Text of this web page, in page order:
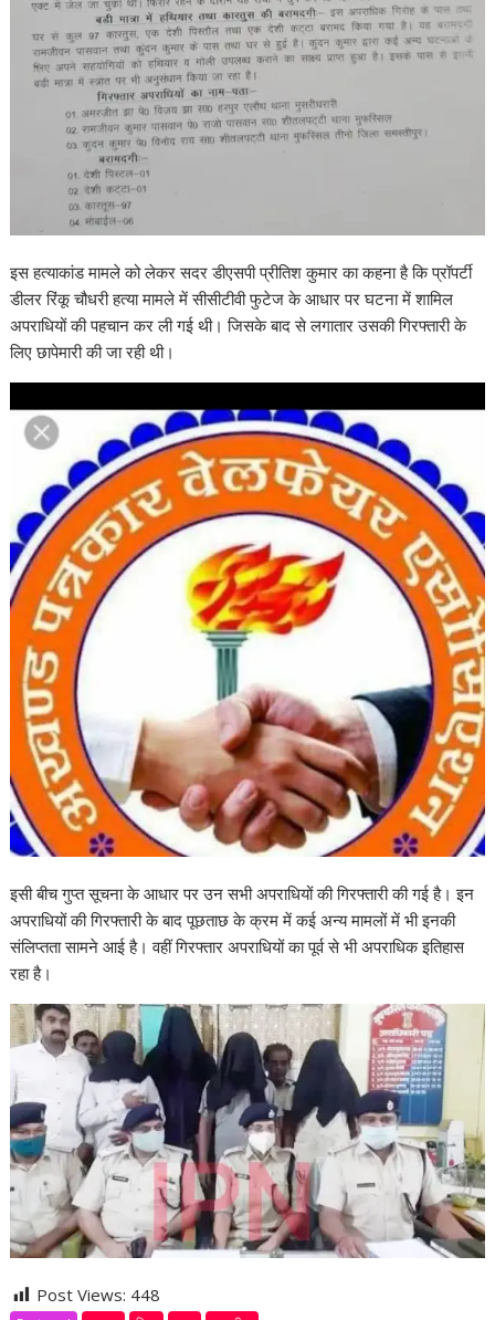
इस हत्याकांड मामले को लेकर सदर डीएसपी प्रीतिश कुमार का कहना है कि प्रॉपर्टी
डीलर रिंकू चौधरी हत्या मामले में सीसीटीवी फुटेज के आधार पर घटना में शामिल
अपराधियों की पहचान कर ली गई थी। जिसके बाद से लगातार उसकी गिरफ्तारी के
लिए छापेमारी की जा रही थी।
इसी बीच गुप्त सूचना के आधार पर उन सभी अपराधियों की गिरफ्तारी की गई है। इन
अपराधियों की गिरफ्तारी के बाद पूछताछ के क्रम में कई अन्य मामलों में भी इनकी
संलिप्तता सामने आई है। वहीं गिरफ्तार अपराधियों का पूर्व से भी अपराधिक इतिहास
रहा है।
Post Views: 448